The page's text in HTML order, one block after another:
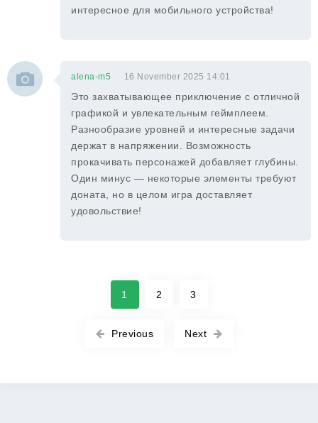
интересное для мобильного устройства!
alena-m5 16 November 2025 14:01
Это захватывающее приключение с отличной
графикой и увлекательным геймплеем.
Разнообразие уровней и интересные задачи
держат в напряжении. Возможность
прокачивать персонажей добавляет глубины.
Один минус — некоторые элементы требуют
доната, но в целом игра доставляет
удовольствие!
Previous
1 2 3
Next